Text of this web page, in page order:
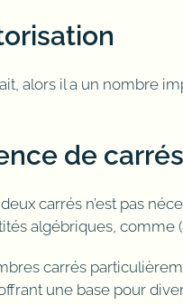
alors il a un nombre
de carrés
carrés n’est pas
algébriques, comme
carrés
une base pour